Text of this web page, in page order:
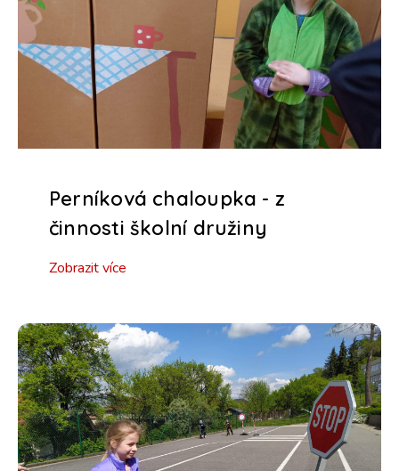
Perníková chaloupka - z
činnosti školní družiny
Zobrazit více